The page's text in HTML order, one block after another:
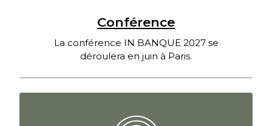
Conférence
La conférence IN BANQUE 2027 se
déroulera en juin à Paris.